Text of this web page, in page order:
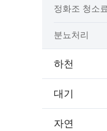
인사운영통계
주민자치센터
상담안내
정화조 청소료
분뇨처리
하천
대기
자연